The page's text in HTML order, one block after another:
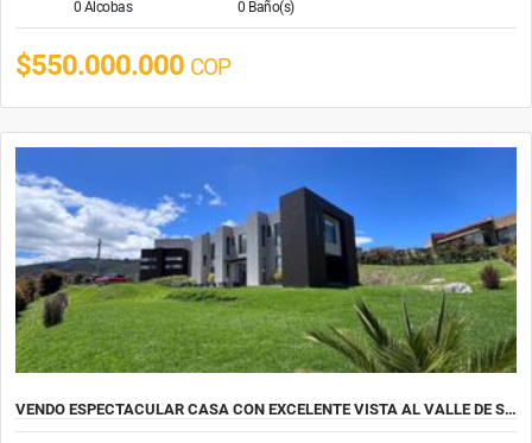
0 Alcobas 0 Baño(s)
$550.000.000 COP
VENDO ESPECTACULAR CASA CON EXCELENTE VISTA AL VALLE DE S…